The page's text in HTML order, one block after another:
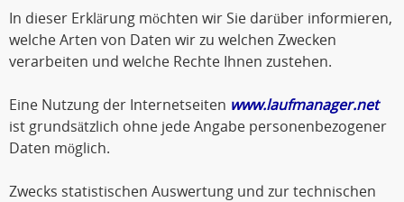
In dieser Erklärung möchten wir Sie darüber informieren,
welche Arten von Daten wir zu welchen Zwecken
verarbeiten und welche Rechte Ihnen zustehen.
Eine Nutzung der Internetseiten www.laufmanager.net
ist grundsätzlich ohne jede Angabe personenbezogener
Daten möglich.
Zwecks statistischen Auswertung und zur technischen